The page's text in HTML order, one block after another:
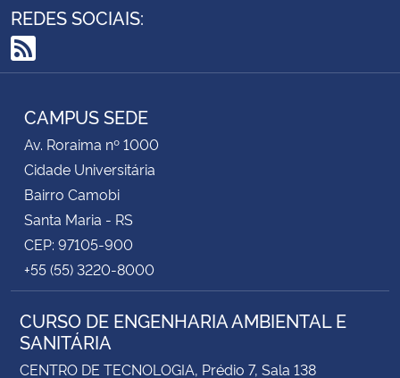
REDES SOCIAIS:
RSS
CAMPUS SEDE
Av. Roraima nº 1000
Cidade Universitária
Bairro Camobi
Santa Maria - RS
CEP: 97105-900
+55 (55) 3220-8000
CURSO DE ENGENHARIA AMBIENTAL E
SANITÁRIA
CENTRO DE TECNOLOGIA, Prédio 7, Sala 138